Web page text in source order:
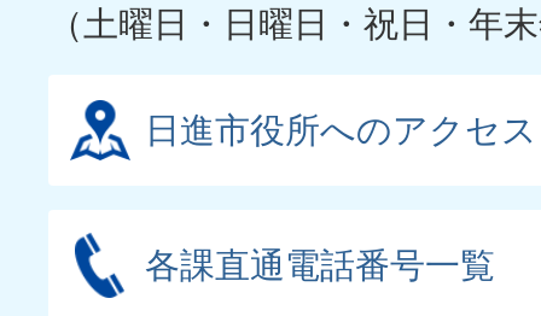
（土曜日・日曜日・祝日・年
日進市役所へのアクセス
各課直通電話番号一覧